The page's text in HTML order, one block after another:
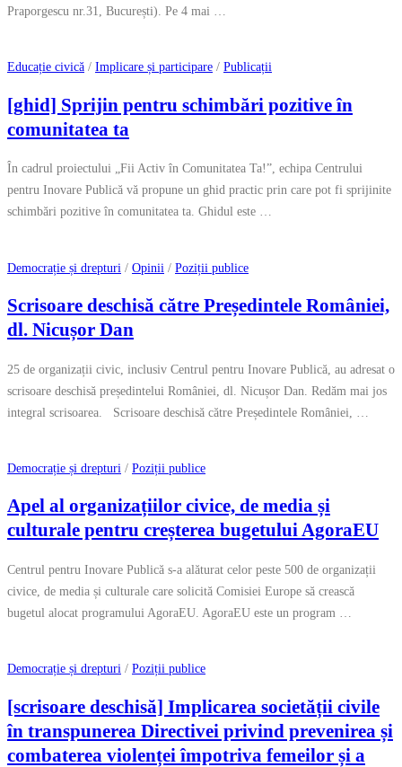
Praporgescu nr.31, București). Pe 4 mai …
Educație civică / Implicare și participare / Publicații
[ghid] Sprijin pentru schimbări pozitive în
comunitatea ta
În cadrul proiectului „Fii Activ în Comunitatea Ta!”, echipa Centrului
pentru Inovare Publică vă propune un ghid practic prin care pot fi sprijinite
schimbări pozitive în comunitatea ta. Ghidul este …
Democrație și drepturi / Opinii / Poziții publice
Scrisoare deschisă către Președintele României,
dl. Nicușor Dan
25 de organizații civic, inclusiv Centrul pentru Inovare Publică, au adresat o
scrisoare deschisă președintelui României, dl. Nicușor Dan. Redăm mai jos
integral scrisoarea. Scrisoare deschisă către Președintele României, …
Democrație și drepturi / Poziții publice
Apel al organizațiilor civice, de media și
culturale pentru creșterea bugetului AgoraEU
Centrul pentru Inovare Publică s-a alăturat celor peste 500 de organizații
civice, de media și culturale care solicită Comisiei Europe să crească
bugetul alocat programului AgoraEU. AgoraEU este un program …
Democrație și drepturi / Poziții publice
[scrisoare deschisă] Implicarea societății civile
în transpunerea Directivei privind prevenirea și
combaterea violenței împotriva femeilor și a